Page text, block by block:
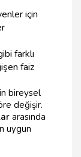
için
farklı
faiz
bireysel
değişir.
arasında
uygun